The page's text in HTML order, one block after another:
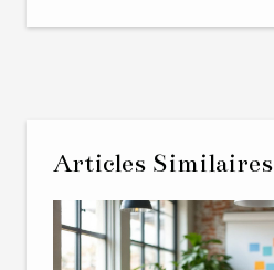
Articles Similaires